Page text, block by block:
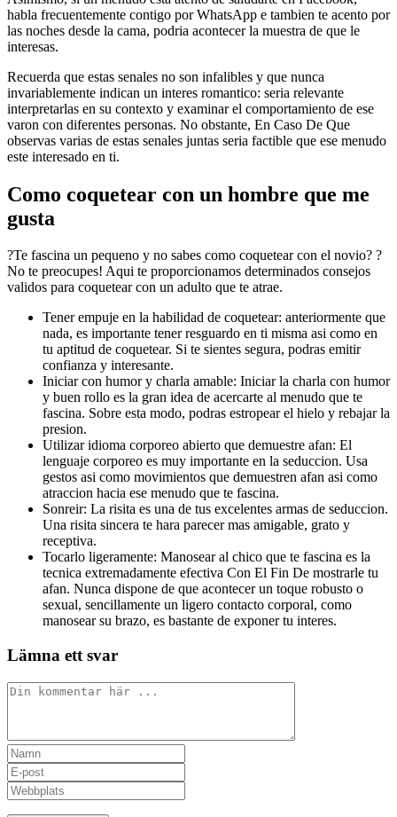
habla frecuentemente contigo por WhatsApp e tambien te acento por
las noches desde la cama, podria acontecer la muestra de que le
interesas.
Recuerda que estas senales no son infalibles y que nunca
invariablemente indican un interes romantico: seri­a relevante
interpretarlas en su contexto y examinar el comportamiento de ese
varon con diferentes personas. No obstante, En Caso De Que
observas varias de estas senales juntas seri­a factible que ese menudo
este interesado en ti.
Como coquetear con un hombre que me
gusta
?Te fascina un pequeno y no sabes como coquetear con el novio? ?
No te preocupes! Aqui te proporcionamos determinados consejos
validos para coquetear con un adulto que te atrae.
Tener empuje en la habilidad de coquetear: anteriormente que
nada, es importante tener resguardo en ti misma asi­ como en
tu aptitud de coquetear. Si te sientes segura, podras emitir
confianza y interesante.
Iniciar con humor y charla amable: Iniciar la charla con humor
y buen rollo es la gran idea de acercarte al menudo que te
fascina. Sobre esta modo, podras estropear el hielo y rebajar la
presion.
Utilizar idioma corporeo abierto que demuestre afan: El
lenguaje corporeo es muy importante en la seduccion. Usa
gestos asi­ como movimientos que demuestren afan asi­ como
atraccion hacia ese menudo que te fascina.
Sonreir: La risita es una de tus excelentes armas de seduccion.
Una risita sincera te hara parecer mas amigable, grato y
receptiva.
Tocarlo ligeramente: Manosear al chico que te fascina es la
tecnica extremadamente efectiva Con El Fin De mostrarle tu
afan. Nunca dispone de que acontecer un toque robusto o
sexual, sencillamente un ligero contacto corporal, como
manosear su brazo, es bastante de exponer tu interes.
Lämna ett svar
Kommentar
Ange
ditt
namn
eller
Ange
din
e-
Ange
URL